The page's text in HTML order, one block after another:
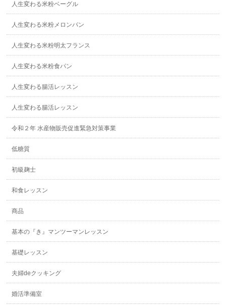
人生変わる米粉ベーグル
人生変わる米粉メロンパン
人生変わる米粉明太フランス
人生変わる米粉食パン
人生変わる腸活レッスン
人生変わる腸活レッスン
令和２年 水産物販売促進緊急対策事業
低糖質
初級麹士
和食レッスン
商品
基本の『き』マンツーマンレッスン
基礎レッスン
夫婦deクッキング
婚活準備室